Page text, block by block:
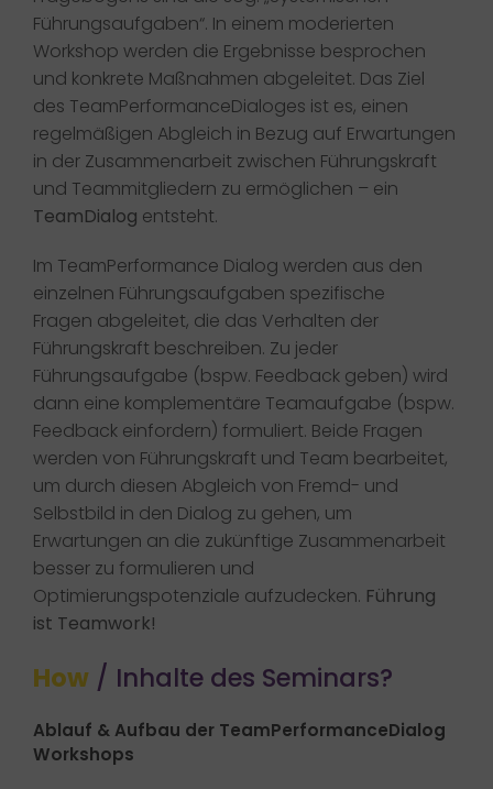
Führungsaufgaben“. In einem moderierten
Workshop werden die Ergebnisse besprochen
und konkrete Maßnahmen abgeleitet. Das Ziel
des TeamPerformanceDialoges ist es, einen
regelmäßigen Abgleich in Bezug auf Erwartungen
in der Zusammenarbeit zwischen Führungskraft
und Teammitgliedern zu ermöglichen – ein
TeamDialog entsteht. ​
Im TeamPerformance Dialog werden aus den
einzelnen Führungsaufgaben spezifische
Fragen abgeleitet, die das Verhalten der
Führungskraft beschreiben. Zu jeder
Führungsaufgabe (bspw. Feedback geben) wird
dann eine komplementäre Teamaufgabe (bspw.
Feedback einfordern) formuliert. Beide Fragen
werden von Führungskraft und Team bearbeitet,
um durch diesen Abgleich von Fremd- und
Selbstbild in den Dialog zu gehen, um
Erwartungen an die zukünftige Zusammenarbeit
besser zu formulieren und
Optimierungspotenziale aufzudecken. Führung
ist Teamwork!​
How/ Inhalte des Seminars?
Ablauf & Aufbau der TeamPerformanceDialog
Workshops